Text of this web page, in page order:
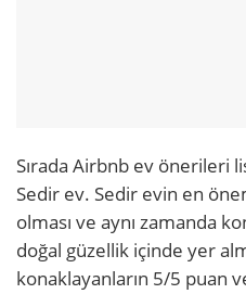
Sırada Airbnb ev önerileri
Sedir ev. Sedir evin en
olması ve aynı zamanda
doğal güzellik içinde yer
konaklayanların 5/5 puan